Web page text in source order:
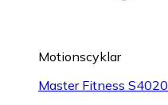
Motionscyklar
Master Fitness S4020